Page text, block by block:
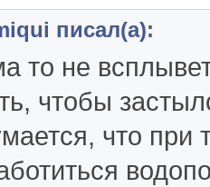
писал(а):
то не
чтобы
что при